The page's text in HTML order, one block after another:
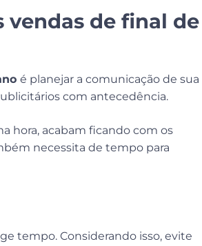
vendas de final de
é planejar a comunicação de sua
com antecedência.
hora, acabam ficando com os
necessita de tempo para
tempo. Considerando isso, evite